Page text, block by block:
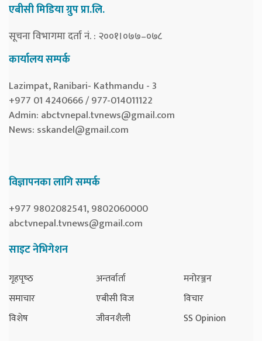
एबीसी मिडिया ग्रुप प्रा.लि.
सूचना विभागमा दर्ता नं. : २००१।०७७–०७८
कार्यालय सम्पर्क
Lazimpat, Ranibari- Kathmandu - 3
+977 01 4240666 / 977-014011122
Admin: abctvnepal.tvnews@gmail.com
News: sskandel@gmail.com
विज्ञापनका लागि सम्पर्क
+977 9802082541, 9802060000
abctvnepal.tvnews@gmail.com
साइट नेभिगेशन
गृहपृष्‍ठ
समाचार
विशेष
अन्तर्वार्ता
एबीसी विज
जीवनशैली
मनोरञ्जन
विचार
SS Opinion